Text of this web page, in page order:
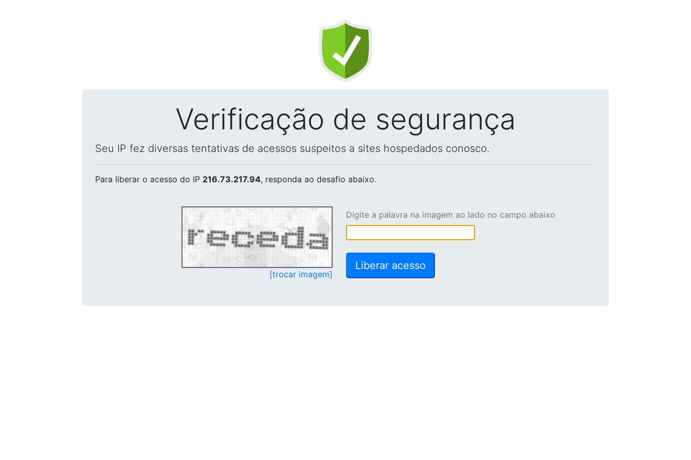
Verificação de segurança
Seu IP fez diversas tentativas de acessos suspeitos a sites hospedados conosco.
Para liberar o acesso do IP 216.73.217.94, responda ao desafio abaixo.
[trocar imagem]
Digite a palavra na imagem ao lado no campo abaixo